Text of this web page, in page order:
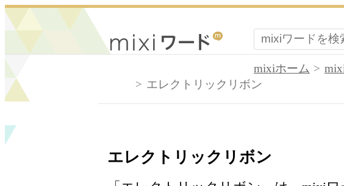
mixiホーム
エレクトリックリボン
エレクトリックリボン